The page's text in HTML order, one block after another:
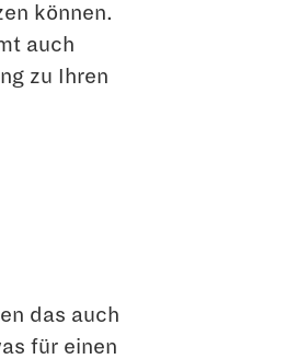
können.
auch
zu Ihren
das auch
für einen